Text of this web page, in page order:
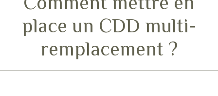
place un CDD multi-
remplacement ?